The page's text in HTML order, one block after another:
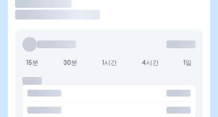
15분 30분 1시간 4시간 1일